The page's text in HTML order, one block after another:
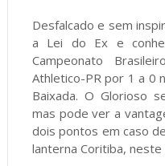
Desfalcado e sem
a Lei do Ex e
Campeonato
Athletico-PR por 1 a 0
Baixada. O Glorioso
mas pode ver a
dois pontos em caso
lanterna Coritiba, neste